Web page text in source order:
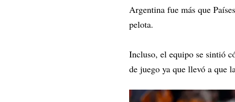
Argentina fue más que
pelota.
Incluso, el equipo se sintió
de juego ya que llevó a que